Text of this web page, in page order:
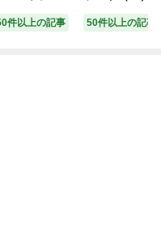
コスタ（Ｒ）
件以上の記事
テル
50件以上の記事